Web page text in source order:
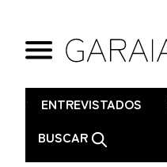
. ENTREVISTADOS
BUSCAR